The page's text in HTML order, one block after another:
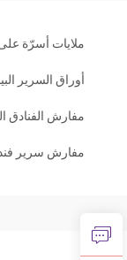
ملايات أسرّة
أوراق السرير
مفارش الفنادق
مفارش سرير